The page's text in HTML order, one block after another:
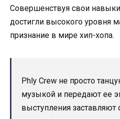
Совершенствуя свои
достигли высокого уровня
признание в мире хип-хопа.
Phly Crew не просто
музыкой и передают ее
выступления заставляют